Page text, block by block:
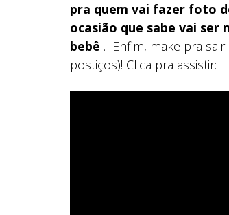
pra quem vai fazer foto
ocasião que sabe vai
bebê… Enfim, make pra
postiços)! Clica pra assistir: